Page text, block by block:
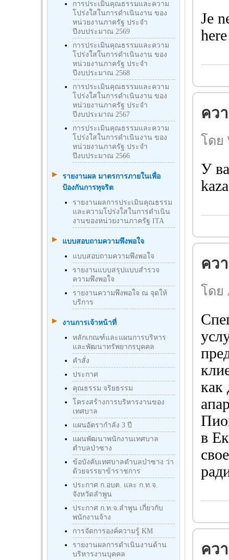
การประเมินคุณธรรมและความ
โปร่งใสในการดำเนินงาน ของ
หน่วยงานภาครัฐ ประจำ
ปีงบประมาณ 2569
การประเมินคุณธรรมและความ
โปร่งใสในการดำเนินงาน ของ
หน่วยงานภาครัฐ ประจำ
ปีงบประมาณ 2568
การประเมินคุณธรรมและความ
โปร่งใสในการดำเนินงาน ของ
หน่วยงานภาครัฐ ประจำ
ปีงบประมาณ 2567
การประเมินคุณธรรมและความ
โปร่งใสในการดำเนินงาน ของ
หน่วยงานภาครัฐ ประจำ
ปีงบประมาณ 2566
รายงานผล มาตรการภายในเพื่อ
ป้องกันการทุจริต
รายงานผลการประเมินคุณธรรม
และความโปร่งใสในการดำเนิน
งานของหน่วยงานภาครัฐ ITA
แบบสอบถามความพึงพอใจ
แบบสอบถามความพึงพอใจ
รายงานแบบสรุปแบบสำรวจ
ความพึงพอใจ
รายงานความพึงพอใจ ณ จุดให้
บริการ
งานการเจ้าหน้าที่
หลักเกณฑ์และแผนการบริหาร
และพัฒนาทรัพยากรบุคคล
คำสั่ง
ประกาศ
คุณธรรม จริยธรรม
โครงสร้างการบริหารงานของ
เทศบาล
แผนอัตรากำลัง 3 ปี
แผนพัฒนาพนักงานเทศบาล
ตำบลป่าซาง
ข้อบังคับเทศบาลตำบลป่าซาง ว่า
ด้วยจรรยาข้าราชการ
ประกาศ ก.อบต. และ ก.ท.จ.
จังหวัดลำพูน
ประกาศ ก.ท.จ.ลำพูน เกี่ยวกับ
พนักงานจ้าง
การจัดการองค์ความรู้ KM
รายงานผลการดำเนินงานด้าน
บริหารงานบุคคล
Je
คว
โดย
У
คว
โดย
как
в
คว